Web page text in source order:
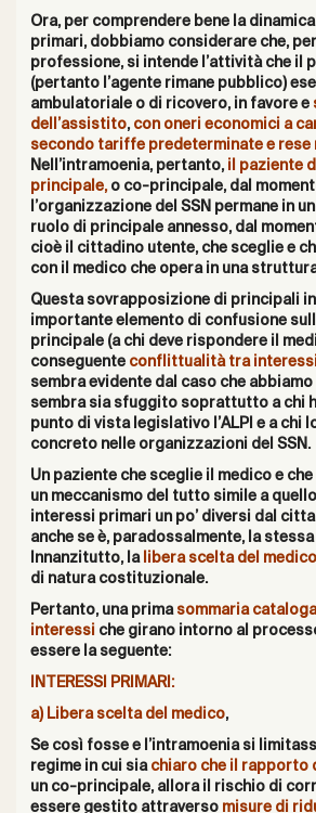
Ora, per comprendere bene la
primari, dobbiamo considerare che,
professione, si intende l’attività che il
(pertanto l’agente rimane pubblico)
ambulatoriale o di ricovero, in favore e
dell’assistito, con oneri economici a
secondo tariffe predeterminate e rese
Nell’intramoenia, pertanto, il paziente
principale, o co-principale, dal
l’organizzazione del SSN permane in
ruolo di principale annesso, dal
cioè il cittadino utente, che sceglie e
con il medico che opera in una
Questa sovrapposizione di principali
importante elemento di confusione
principale (a chi deve rispondere il
conseguente conflittualità tra
sembra evidente dal caso che
sembra sia sfuggito soprattutto a chi
punto di vista legislativo l’ALPI e a chi
concreto nelle organizzazioni del SSN.
Un paziente che sceglie il medico e
un meccanismo del tutto simile a
interessi primari un po’ diversi dal
anche se è, paradossalmente, la
Innanzitutto, la libera scelta del
di natura costituzionale.
Pertanto, una prima sommaria
interessi che girano intorno al
essere la seguente:
INTERESSI PRIMARI:
a) Libera scelta del medico,
Se così fosse e l’intramoenia si
regime in cui sia chiaro che il rapporto
un co-principale, allora il rischio di
essere gestito attraverso misure di